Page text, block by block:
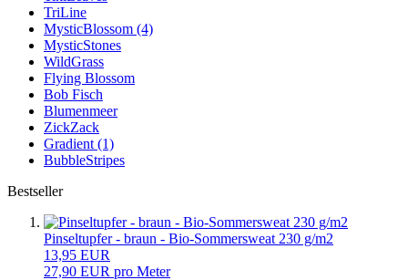
TriLine
MysticBlossom (4)
MysticStones
WildGrass
Flying Blossom
Bob Fisch
Blumenmeer
ZickZack
Gradient (1)
BubbleStripes
Bestseller
Pinseltupfer - braun - Bio-Sommersweat 230 g/m2
13,95 EUR
27,90 EUR pro Meter